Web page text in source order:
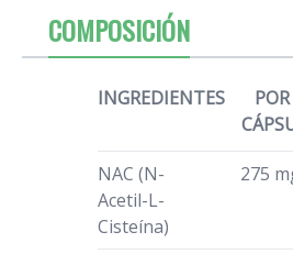
COMPOSICIÓN
INGREDIENTES
NAC (N-
Acetil-L-
Cisteína)
275